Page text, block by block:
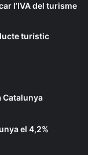
l’IVA del turisme
turístic
Catalunya
el 4,2%